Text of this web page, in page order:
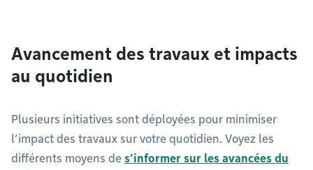
Avancement des travaux et impacts
au quotidien
Plusieurs initiatives sont déployées pour minimiser
l’impact des travaux sur votre quotidien. Voyez les
différents moyens de s’informer sur les avancées du